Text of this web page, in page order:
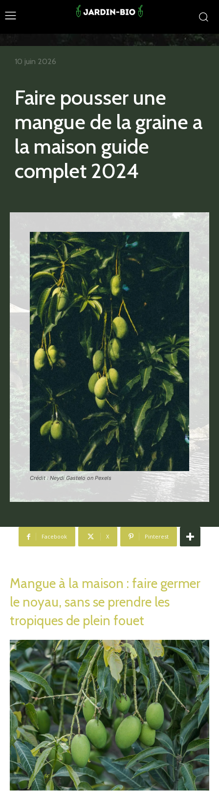
Faire pousser une
mangue de la graine a
la maison guide
complet 2024
Crédit : Neydi Gastelo on Pexels
10 juin 2026
Facebook X Pinterest
Mangue à la maison : faire germer
le noyau, sans se prendre les
tropiques de plein fouet